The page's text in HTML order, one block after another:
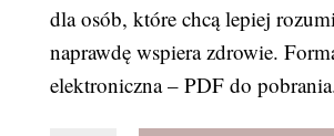
dla osób, które chcą lepiej
naprawdę wspiera zdrowie.
elektroniczna – PDF do